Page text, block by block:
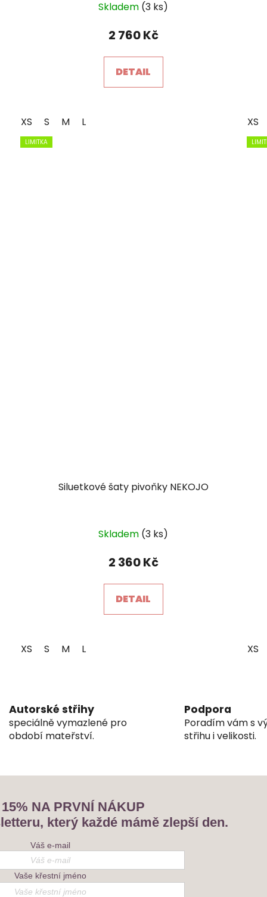
Skladem (3 ks)
2 760 Kč
DETAIL
XS S M L XS
LIMITKA
Siluetkové šaty pivoňky NEKOJO
Skladem (3 ks)
2 360 Kč
DETAIL
XS S M L XS
v
k
p
i
Autorské střihy
speciálně vymazlené pro
období mateřství.
Podpora
Poradím vám s
střihu i velikosti.
NA PRVNÍ NÁKUP
který každé mámě zlepší den.
Váš e-mail
Vaše křestní jméno
Je libo SLEVA 15 %
na 1. nákup?